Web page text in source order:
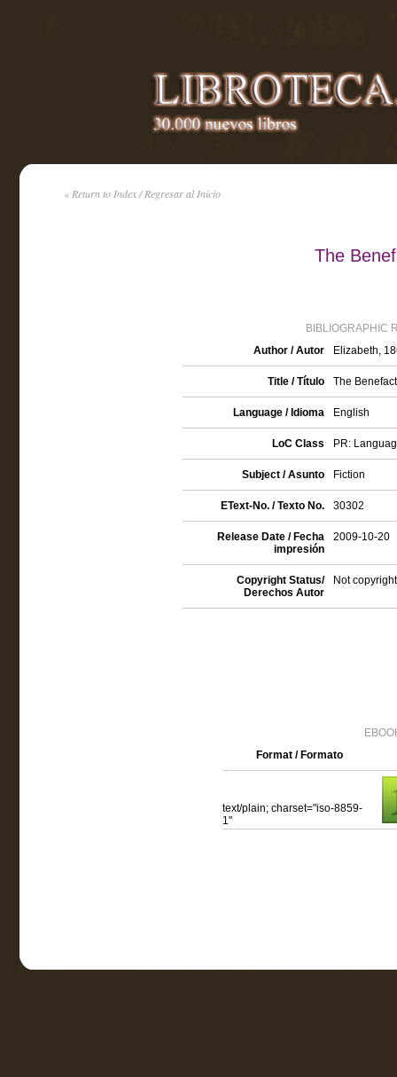
« Return to Index / Regresar al Inicio
The
BIBLIOGRAPHIC
Author / Autor
Elizabeth,
Title / Título The
Language / Idioma English
LoC Class PR:
Subject / Asunto Fiction
EText-No. / Texto No. 30302
Release Date / Fecha
impresión
2009-10-20
Copyright Status/
Derechos Autor
Not
Format / Formato
text/plain; charset="iso-8859-
1"